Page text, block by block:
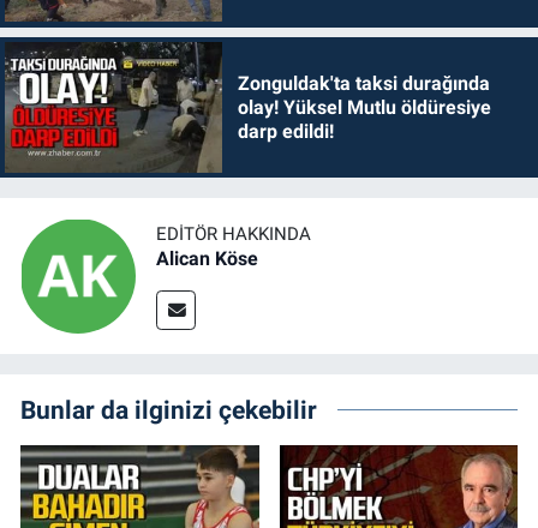
Zonguldak'ta taksi durağında
olay! Yüksel Mutlu öldüresiye
darp edildi!
EDITÖR HAKKINDA
Alican Köse
Bunlar da ilginizi çekebilir